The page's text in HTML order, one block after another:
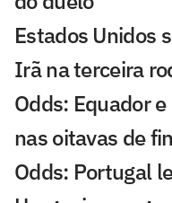
Estados Unidos
Irã na terceira
Odds: Equador
nas oitavas de
Odds: Portugal